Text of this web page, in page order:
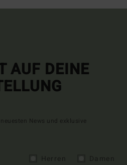
AUF DEINE
News und exklusive